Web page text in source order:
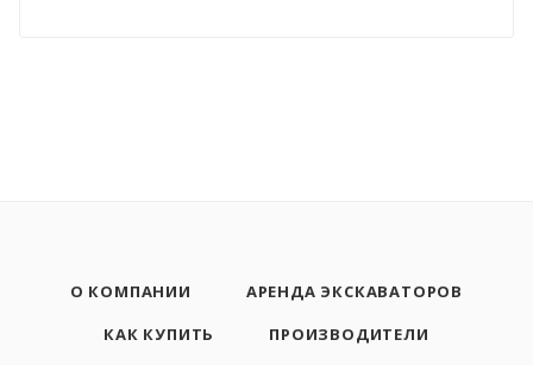
О КОМПАНИИ
АРЕНДА ЭКСКАВАТОРОВ
КАК КУПИТЬ
ПРОИЗВОДИТЕЛИ